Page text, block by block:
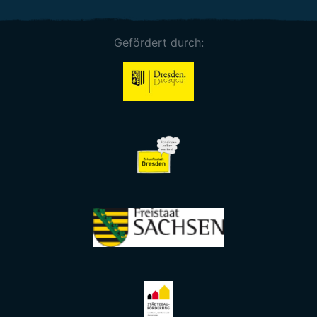
Gefördert durch: